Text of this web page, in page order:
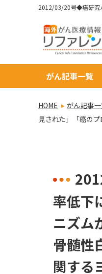
がん記事一覧
HOME がん記事
見された」「癌の
率低下
ニズム
骨髄性
関する